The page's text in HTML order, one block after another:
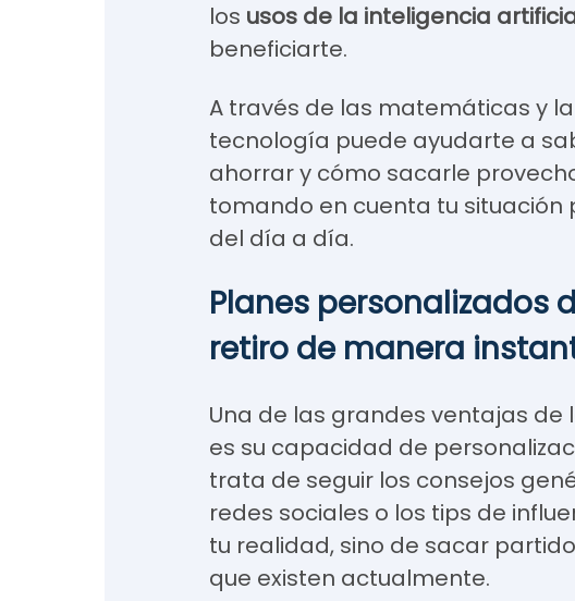
los usos de la inteligencia
beneficiarte.
A través de las matemáticas y
tecnología puede ayudarte a
ahorrar y cómo sacarle
tomando en cuenta tu situación
del día a día.
Planes personalizados
retiro de manera
Una de las grandes ventajas de
es su capacidad de
trata de seguir los consejos
redes sociales o los tips de
tu realidad, sino de sacar
que existen actualmente.